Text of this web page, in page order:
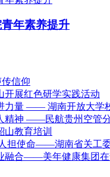
年素养提升
信仰
开展红色研学实践活动
力量 —— 湖南开放大学
精神 ——民航贵州空管
山教育培训
担使命——湖南省关工
融合——美年健康集团在